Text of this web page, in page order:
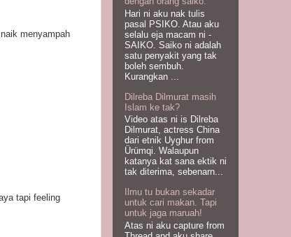
menyampah
tapi feeling
Hari ni aku nak tulis
pasal PSIKO. Atau aku
selalu eja macam ni -
SAIKO. Saiko ni adalah
satu penyakit yang tak
boleh sembuh.
Kurangkan ...
Dilreba Dilmurat masih
Islam ke tak?
Video atas ni is Dilreba
Dilmurat, actress China
dari etnik Uyghur from
Ürümqi. Walaupun
katanya kat sana ektik ni
tak diterima, sebenarn...
Ilmu tu bukan sekadar
untuk cari makan. Tapi
untuk jaga maruah!
Atas ni aku capture from